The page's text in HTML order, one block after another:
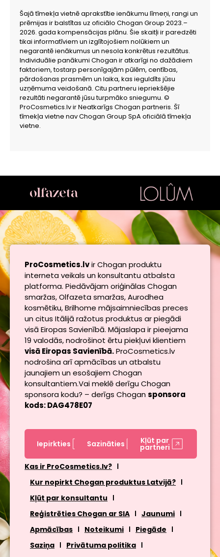
Šajā tīmekļa vietnē aprakstītie ienākumu līmeņi, rangi un
prēmijas ir balstītas uz oficiālo Chogan Group 2023.–
2026. gada kompensācijas plānu. Šie skaitļi ir paredzēti
tikai informatīviem un izglītojošiem nolūkiem un
negarantē ienākumus un nesola konkrētus rezultātus.
Individuālie panākumi Chogan ir atkarīgi no dažādiem
faktoriem, tostarp personīgajām pūlēm, centības,
pārdošanas prasmēm un laika, kas ieguldīts jūsu
uzņēmuma veidošanā. Citu partneru iepriekšējie
rezultāti negarantē jūsu turpmāko sniegumu. ©
ProCosmetics.lv ir Neatkarīgs Chogan partneris. Šī
tīmekļa vietne nav Chogan Group SpA oficiālā tīmekļa
vietne.
ProCosmetics.lvir Chogan produktu
interneta veikals un konsultantu atbalsta
platforma. Piedāvājam oriģinālas Chogan
smaržas, Olfazeta smaržas, Aurodhea
kosmētiku, Brilhome mājsaimniecības preces
un citus Itālijā ražotus produktus ar piegādi
visā Eiropas Savienībā. Mājaslapa ir pieejama
19 valodās, nodrošinot ērtu piekļuvi klientiem
visā Eiropas Savienībā.ProCosmetics.lv
nodrošina arī apmācības un atbalstu
jaunajiem un esošajiem Chogan
konsultantiem.Vai meklē derīgu Chogan
sponsora kodu? – derīgs Chogansponsora
kods: DAG478E07
Iepirkties Sazināties Kļūt par
partneri
Kas ir ProCosmetics.lv?
Kur nopirkt Chogan produktus Latvijā?
Kļūt par konsultantu
Reģistrēties Chogan ar SIA
Jaunumi
Apmācības
Noteikumi
Piegāde
Saziņa
Privātuma politika